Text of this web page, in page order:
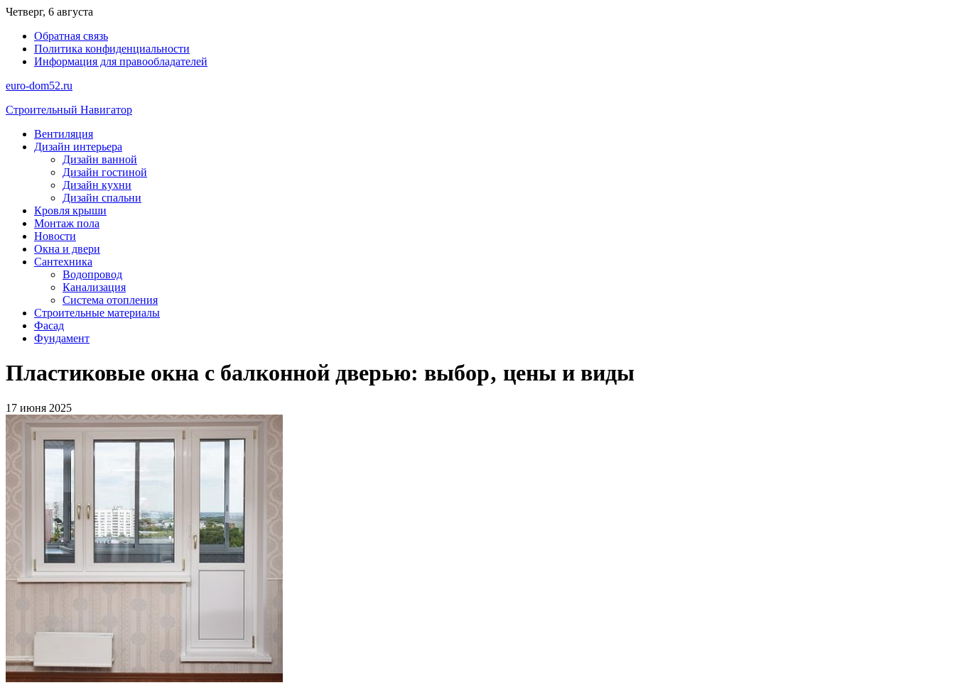
Перейти
содержимому
Четверг, 6 августа
Обратная связь
Политика конфиденциальности
Информация для правообладателей
euro-dom52.ru
Строительный Навигатор
Вентиляция
Дизайн интерьера
Дизайн ванной
Дизайн гостиной
Дизайн кухни
Дизайн спальни
Кровля крыши
Монтаж пола
Новости
Окна и двери
Сантехника
Водопровод
Канализация
Система отопления
Строительные материалы
Фасад
Фундамент
Пластиковые окна с балконной дверью: выбор‚ цены и виды
17 июня 2025